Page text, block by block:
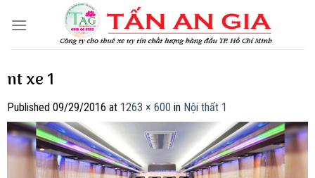
nt xe 1
Published 09/29/2016 at 1263 × 600 in Nội thất 1